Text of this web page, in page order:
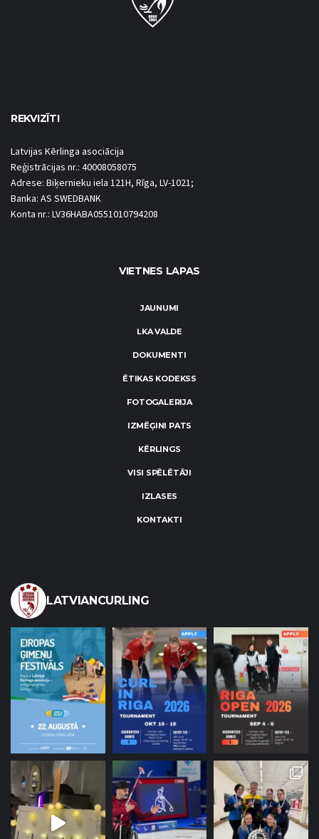
REKVIZĪTI
Latvijas Kērlinga asociācija
Reģistrācijas nr.: 40008058075
Adrese: Biķernieku iela 121H, Rīga, LV-1021;
Banka: AS SWEDBANK
Konta nr.: LV36HABA0551010794208
VIETNES LAPAS
JAUNUMI
LKA VALDE
DOKUMENTI
ĒTIKAS KODEKSS
FOTOGALERIJA
IZMĒĢINI PATS
KĒRLINGS
VISI SPĒLĒTĀJI
IZLASES
KONTAKTI
LATVIANCURLING